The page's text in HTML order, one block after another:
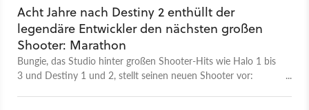
Acht Jahre nach Destiny 2 enthüllt der
legendäre Entwickler den nächsten großen
Shooter: Marathon
Bungie, das Studio hinter großen Shooter-Hits wie Halo 1 bis
3 und Destiny 1 und 2, stellt seinen neuen Shooter vor: